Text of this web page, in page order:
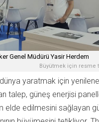
Genel Müdürü Yasir Herdem
Büyütmek için resme
yaratmak için
talep, güneş enerjisi
elde edilmesini sağlayan